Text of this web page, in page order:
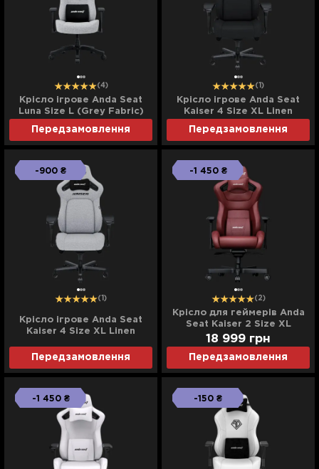
(4)
Крісло ігрове Anda Seat
Luna Size L (Grey Fabric)
Передзамовлення
(1)
Крісло ігрове Anda Seat
Kaiser 4 Size XL Linen
Передзамовлення
-900 ₴
(1)
Крісло ігрове Anda Seat
Kaiser 4 Size XL Linen
Передзамовлення
-1 450 ₴
(2)
Крісло для геймерів Anda
Seat Kaiser 2 Size XL
(Black/Maroon) (UA)
Передзамовлення
18 999 грн
-1 450 ₴ -150 ₴